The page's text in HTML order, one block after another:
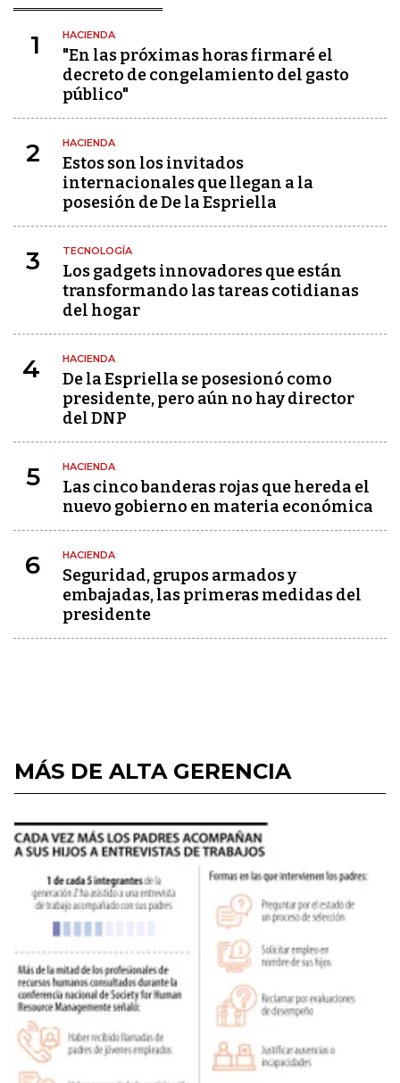
1 HACIENDA
"En las próximas horas firmaré el
decreto de congelamiento del gasto
público"
2 HACIENDA
Estos son los invitados
internacionales que llegan a la
posesión de De la Espriella
3 TECNOLOGÍA
Los gadgets innovadores que están
transformando las tareas cotidianas
del hogar
4 HACIENDA
De la Espriella se posesionó como
presidente, pero aún no hay director
del DNP
5 HACIENDA
Las cinco banderas rojas que hereda el
nuevo gobierno en materia económica
6 HACIENDA
Seguridad, grupos armados y
embajadas, las primeras medidas del
presidente
MÁS DE ALTA GERENCIA